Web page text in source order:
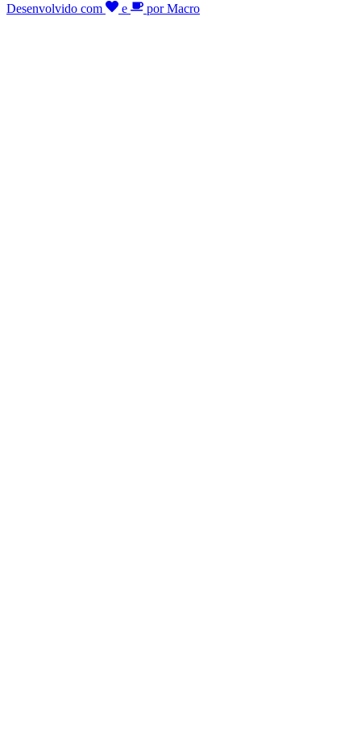
Desenvolvido com
e por Macro